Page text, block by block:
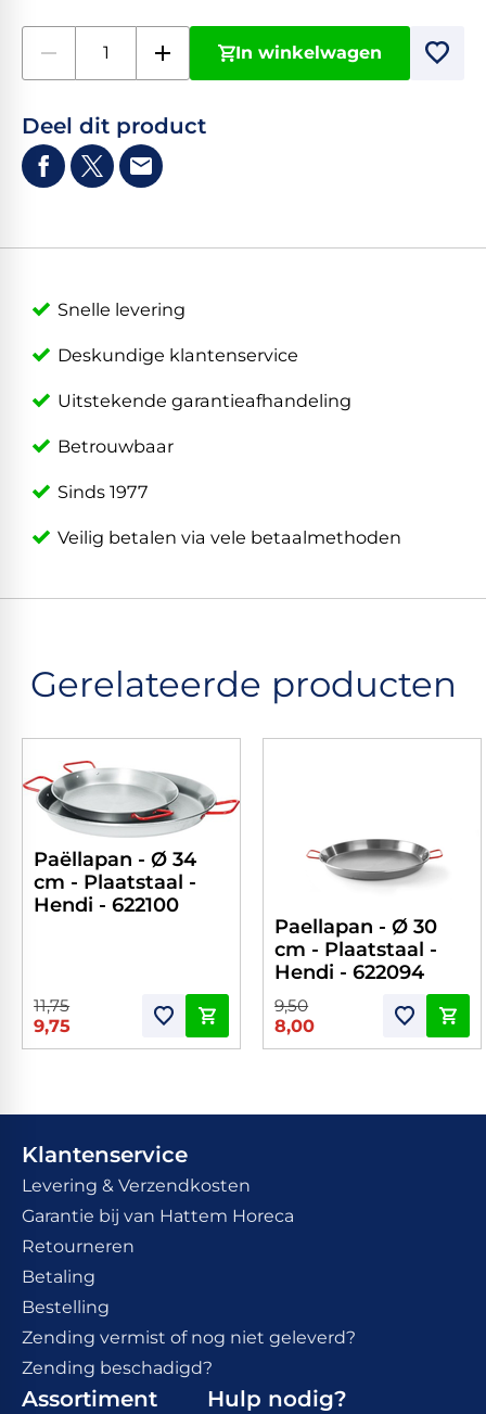
In winkelwagen
Deel dit product
Snelle levering
Deskundige klantenservice
Uitstekende garantieafhandeling
Betrouwbaar
Sinds 1977
Veilig betalen via vele betaalmethoden
Gerelateerde producten
Paëllapan - Ø 34
cm - Plaatstaal -
Hendi - 622100
11,75
9,75
Paellapan - Ø 30
cm - Plaatstaal -
Hendi - 622094
9,50
8,00
Klantenservice
Levering & Verzendkosten
Garantie bij van Hattem Horeca
Retourneren
Betaling
Bestelling
Zending vermist of nog niet geleverd?
Zending beschadigd?
Assortiment Hulp nodig?